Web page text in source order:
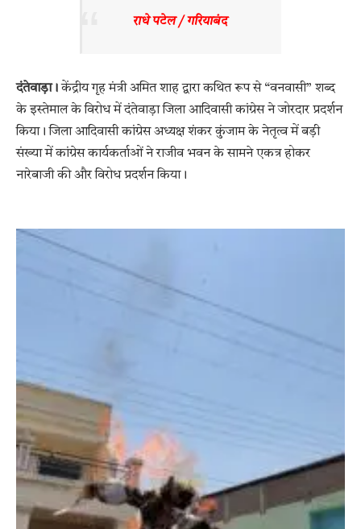
राधे पटेल / गरियाबंद
दंतेवाड़ा। केंद्रीय गृह मंत्री अमित शाह द्वारा कथित रूप से “वनवासी” शब्द
के इस्तेमाल के विरोध में दंतेवाड़ा जिला आदिवासी कांग्रेस ने जोरदार प्रदर्शन
किया। जिला आदिवासी कांग्रेस अध्यक्ष शंकर कुंजाम के नेतृत्व में बड़ी
संख्या में कांग्रेस कार्यकर्ताओं ने राजीव भवन के सामने एकत्र होकर
नारेबाजी की और विरोध प्रदर्शन किया।